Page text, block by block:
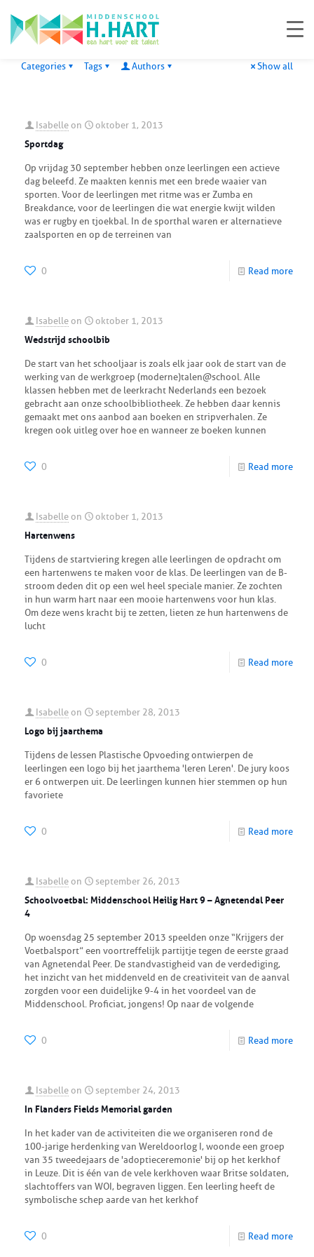
Categories Tags Authors Show all
Isabelleon
oktober 1, 2013
Sportdag
Op vrijdag 30 september hebben onze leerlingen een actieve
dag beleefd. Ze maakten kennis met een brede waaier van
sporten. Voor de leerlingen met ritme was er Zumba en
Breakdance, voor de leerlingen die wat energie kwijt wilden
was er rugby en tjoekbal. In de sporthal waren er alternatieve
zaalsporten en op de terreinen van
0 Read more
Isabelleon
oktober 1, 2013
Wedstrijd schoolbib
De start van het schooljaar is zoals elk jaar ook de start van de
werking van de werkgroep (moderne)talen@school. Alle
klassen hebben met de leerkracht Nederlands een bezoek
gebracht aan onze schoolbibliotheek. Ze hebben daar kennis
gemaakt met ons aanbod aan boeken en stripverhalen. Ze
kregen ook uitleg over hoe en wanneer ze boeken kunnen
0 Read more
Isabelleon
oktober 1, 2013
Hartenwens
Tijdens de startviering kregen alle leerlingen de opdracht om
een hartenwens te maken voor de klas. De leerlingen van de B-
stroom deden dit op een wel heel speciale manier. Ze zochten
in hun warm hart naar een mooie hartenwens voor hun klas.
Om deze wens kracht bij te zetten, lieten ze hun hartenwens de
lucht
0 Read more
Isabelleon
september 28, 2013
Logo bij jaarthema
Tijdens de lessen Plastische Opvoeding ontwierpen de
leerlingen een logo bij het jaarthema 'leren Leren'. De jury koos
er 6 ontwerpen uit. De leerlingen kunnen hier stemmen op hun
favoriete
0 Read more
Isabelleon
september 26, 2013
Schoolvoetbal: Middenschool Heilig Hart 9 – Agnetendal Peer
4
Op woensdag 25 september 2013 speelden onze “Krijgers der
Voetbalsport” een voortreffelijk partijtje tegen de eerste graad
van Agnetendal Peer. De standvastigheid van de verdediging,
het inzicht van het middenveld en de creativiteit van de aanval
zorgden voor een duidelijke 9-4 in het voordeel van de
Middenschool. Proficiat, jongens! Op naar de volgende
0 Read more
Isabelleon
september 24, 2013
In Flanders Fields Memorial garden
In het kader van de activiteiten die we organiseren rond de
100-jarige herdenking van Wereldoorlog I, woonde een groep
van 35 tweedejaars de 'adoptieceremonie' bij op het kerkhof
in Leuze. Dit is één van de vele kerkhoven waar Britse soldaten,
slachtoffers van WOI, begraven liggen. Een leerling heeft de
symbolische schep aarde van het kerkhof
0 Read more